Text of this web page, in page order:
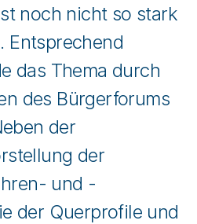
noch nicht so stark
Entsprechend
das Thema durch
des Bürgerforums
der
der
und -
der Querprofile und